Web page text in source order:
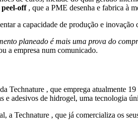
peel-off, que a PME desenha e fabrica à
a capacidade de produção e inovação
planeado é mais uma prova do
a empresa num comunicado.
Technature , que emprega atualmente
e adesivos de hidrogel, uma tecnologia
a Technature , que já comercializa os